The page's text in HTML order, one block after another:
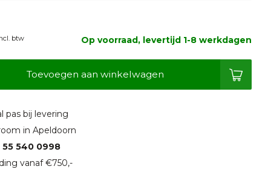
btw Op voorraad, levertijd 1-8 werkdagen
Toevoegen aan winkelwagen
pas bij levering
in Apeldoorn
55 540 0998
vanaf €750,-